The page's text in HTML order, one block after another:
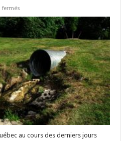
fermés
les
eaux
usées
prédisent
la
hausse
des
cas
de
COVID-
19
au cours des derniers jours